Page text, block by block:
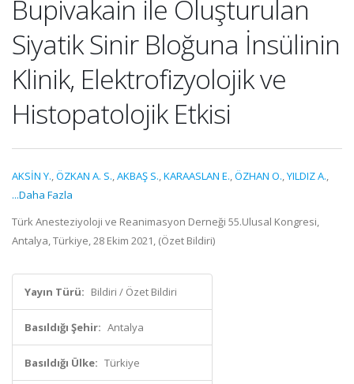
Bupivakain ile Oluşturulan
Siyatik Sinir Bloğuna İnsülinin
Klinik, Elektrofizyolojik ve
Histopatolojik Etkisi
AKSİN Y.,ÖZKAN A. S.,AKBAŞ S.,KARAASLAN E.,ÖZHAN O.,YILDIZ A.,
...Daha Fazla
Türk Anesteziyoloji ve Reanimasyon Derneği 55.Ulusal Kongresi,
Antalya, Türkiye, 28 Ekim 2021, (Özet Bildiri)
Yayın Türü: Bildiri / Özet Bildiri
Basıldığı Şehir: Antalya
Basıldığı Ülke: Türkiye